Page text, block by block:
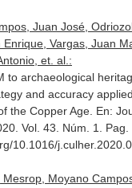
Juan José,
Enrique, Vargas, Juan
et. al.:
to archaeological
and accuracy
the Copper Age. En:
Vol. 43. Núm. 1. Pag.
10.1016/
Mesrop, Moyano